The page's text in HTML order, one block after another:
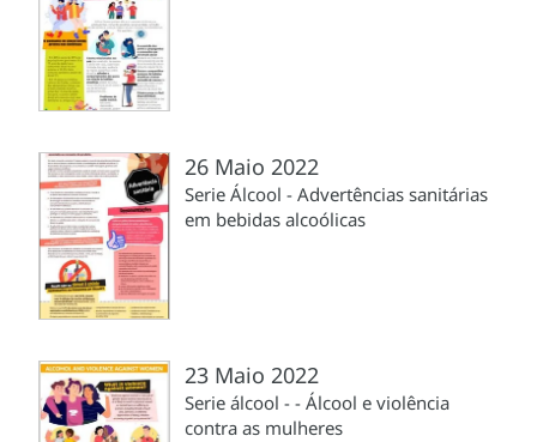
26 Maio 2022
Serie Álcool - Advertências sanitárias
em bebidas alcoólicas
23 Maio 2022
Serie álcool - - Álcool e violência
contra as mulheres